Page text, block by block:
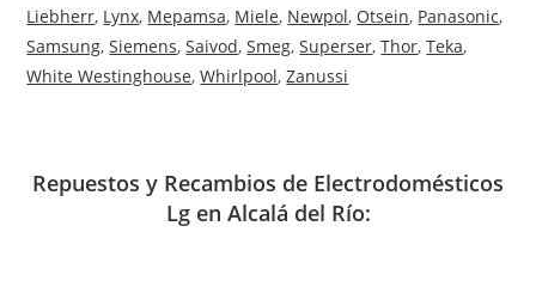
Liebherr, Lynx, Mepamsa, Miele, Newpol, Otsein, Panasonic,
Samsung,Siemens,Saivod,Smeg,Superser,Thor,Teka,
White Westinghouse,Whirlpool,Zanussi
Repuestos y Recambios de Electrodomésticos
Lg en Alcalá del Río: